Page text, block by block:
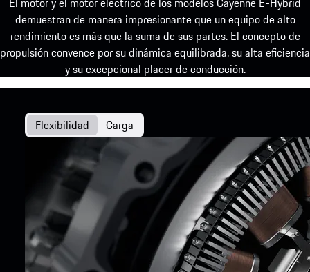
demuestran de manera impresionante que un equipo de alto
rendimiento es más que la suma de sus partes. El concepto de
propulsión convence por su dinámica equilibrada, su alta eficiencia
y su excepcional placer de conducción.
Flexibilidad Carga